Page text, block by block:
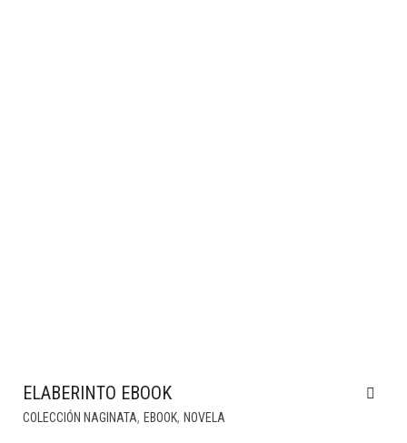
ELABERINTO EBOOK
COLECCIÓN NAGINATA, EBOOK, NOVELA